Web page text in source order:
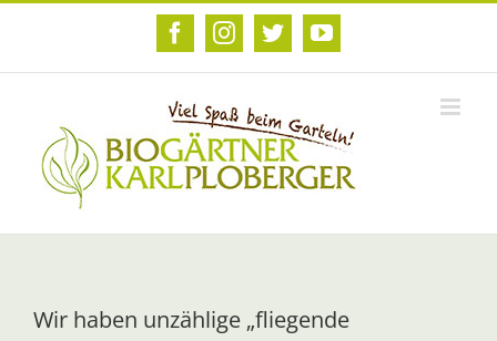
Zum
FacebookInstagram
TwitterYouTube
Wir haben unzählige „fliegende